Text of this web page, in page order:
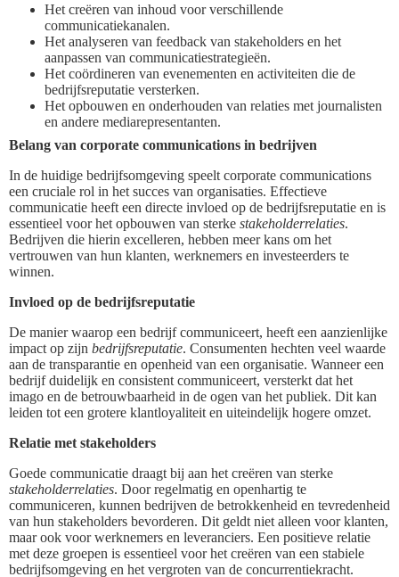
Het creëren van inhoud voor verschillende
communicatiekanalen.
Het analyseren van feedback van stakeholders en het
aanpassen van communicatiestrategieën.
Het coördineren van evenementen en activiteiten die de
bedrijfsreputatie versterken.
Het opbouwen en onderhouden van relaties met journalisten
en andere mediarepresentanten.
Belang van corporate communications in bedrijven
In de huidige bedrijfsomgeving speelt corporate communications
een cruciale rol in het succes van organisaties. Effectieve
communicatie heeft een directe invloed op de bedrijfsreputatie en is
essentieel voor het opbouwen van sterke stakeholderrelaties.
Bedrijven die hierin excelleren, hebben meer kans om het
vertrouwen van hun klanten, werknemers en investeerders te
winnen.
Invloed op de bedrijfsreputatie
De manier waarop een bedrijf communiceert, heeft een aanzienlijke
impact op zijn bedrijfsreputatie. Consumenten hechten veel waarde
aan de transparantie en openheid van een organisatie. Wanneer een
bedrijf duidelijk en consistent communiceert, versterkt dat het
imago en de betrouwbaarheid in de ogen van het publiek. Dit kan
leiden tot een grotere klantloyaliteit en uiteindelijk hogere omzet.
Relatie met stakeholders
Goede communicatie draagt bij aan het creëren van sterke
stakeholderrelaties. Door regelmatig en openhartig te
communiceren, kunnen bedrijven de betrokkenheid en tevredenheid
van hun stakeholders bevorderen. Dit geldt niet alleen voor klanten,
maar ook voor werknemers en leveranciers. Een positieve relatie
met deze groepen is essentieel voor het creëren van een stabiele
bedrijfsomgeving en het vergroten van de concurrentiekracht.